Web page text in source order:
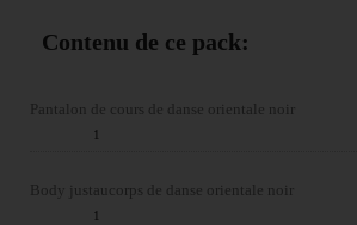
Contenu de ce pack:
Pantalon de cours de danse orientale noir
1
Body justaucorps de danse orientale noir
1